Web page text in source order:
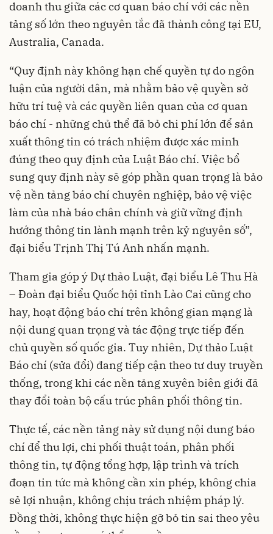
doanh thu giữa các cơ quan báo chí với các nền
tảng số lớn theo nguyên tắc đã thành công tại EU,
Australia, Canada.
“Quy định này không hạn chế quyền tự do ngôn
luận của người dân, mà nhằm bảo vệ quyền sở
hữu trí tuệ và các quyền liên quan của cơ quan
báo chí - những chủ thể đã bỏ chi phí lớn để sản
xuất thông tin có trách nhiệm được xác minh
đúng theo quy định của Luật Báo chí. Việc bổ
sung quy định này sẽ góp phần quan trọng là bảo
vệ nền tảng báo chí chuyên nghiệp, bảo vệ việc
làm của nhà báo chân chính và giữ vững định
hướng thông tin lành mạnh trên kỷ nguyên số”,
đại biểu Trịnh Thị Tú Anh nhấn mạnh.
Tham gia góp ý Dự thảo Luật, đại biểu Lê Thu Hà
– Đoàn đại biểu Quốc hội tỉnh Lào Cai cũng cho
hay, hoạt động báo chí trên không gian mạng là
nội dung quan trọng và tác động trực tiếp đến
chủ quyền số quốc gia. Tuy nhiên, Dự thảo Luật
Báo chí (sửa đổi) đang tiếp cận theo tư duy truyền
thống, trong khi các nền tảng xuyên biên giới đã
thay đổi toàn bộ cấu trúc phân phối thông tin.
Thực tế, các nền tảng này sử dụng nội dung báo
chí để thu lợi, chi phối thuật toán, phân phối
thông tin, tự động tổng hợp, lập trình và trích
đoạn tin tức mà không cần xin phép, không chia
sẻ lợi nhuận, không chịu trách nhiệm pháp lý.
Đồng thời, không thực hiện gỡ bỏ tin sai theo yêu